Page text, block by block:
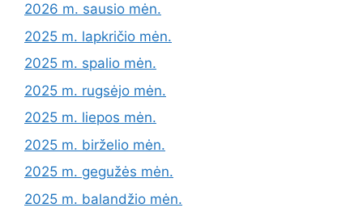
2026 m. sausio mėn.
2025 m. lapkričio mėn.
2025 m. spalio mėn.
2025 m. rugsėjo mėn.
2025 m. liepos mėn.
2025 m. birželio mėn.
2025 m. gegužės mėn.
2025 m. balandžio mėn.